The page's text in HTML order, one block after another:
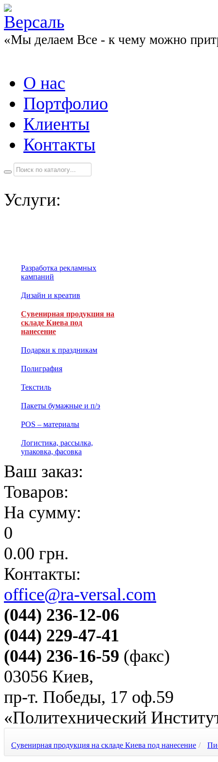
«Мы делаем Все - к чему можно
О нас
Портфолио
Клиенты
Контакты
Услуги:
Разработка рекламных
кампаний
Дизайн и креатив
Сувенирная продукция на
складе Киева под
нанесение
Подарки к праздникам
Полиграфия
Текстиль
Пакеты бумажные и п/э
POS – материалы
Логистика, рассылка,
упаковка, фасовка
Ваш заказ:
Товаров:
На сумму:
0
0.00 грн.
Контакты:
office@ra-versal.com
(044) 236-12-06
(044) 229-47-41
(044) 236-16-59 (факс)
03056 Киев,
пр-т. Победы, 17 оф.59
«Политехнический
Сувенирная продукция на складе Киева под нанесение /